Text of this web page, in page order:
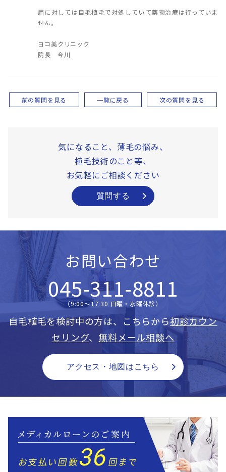
眉に対しては自毛植毛で対処していて薬物治療は行っていま
せん。
ヨコ美クリニック
院長 今川
前の質問を見る 一覧に戻る 次の質問を見る
気になること、薄毛の悩み、
植毛技術のこと等、
お気軽にご相談ください
質問する
お問い合わせ
045-311-8811
（9:00〜17:30 日曜・水曜休診）
自毛植毛を検討中の方は、こちらから初診カウン
セリング、 無料メール相談へ
アクセス・地図はこちら